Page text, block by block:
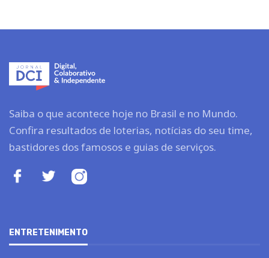
Saiba o que acontece hoje no Brasil e no Mundo.
Confira resultados de loterias, notícias do seu time,
bastidores dos famosos e guias de serviços.
ENTRETENIMENTO